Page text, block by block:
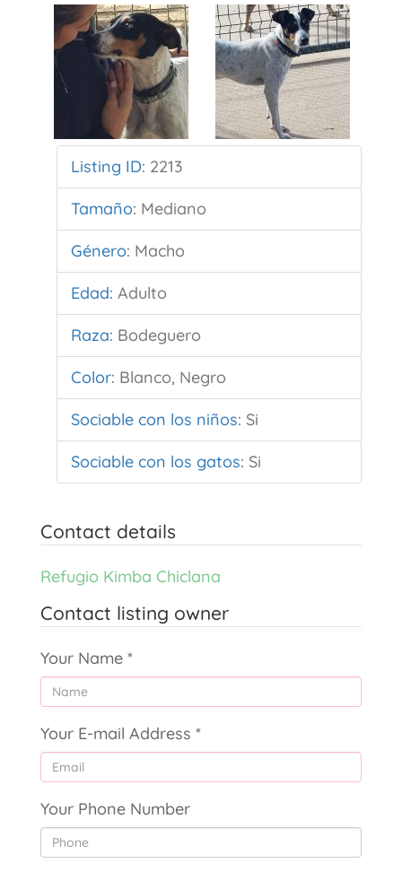
Listing ID: 2213
Tamaño: Mediano
Género: Macho
Edad: Adulto
Raza: Bodeguero
Color: Blanco, Negro
Sociable con los niños: Si
Sociable con los gatos: Si
Contact details
Refugio Kimba Chiclana
Contact listing owner
Your Name *
Your E-mail Address *
Your Phone Number